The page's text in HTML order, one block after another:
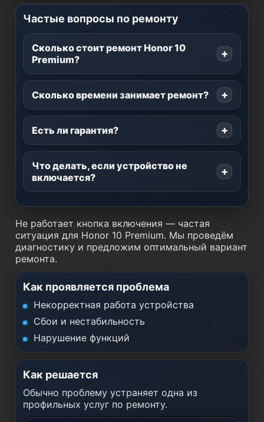
Частые вопросы по ремонту
Сколько стоит ремонт Honor 10
Premium?
Сколько времени занимает ремонт?
Есть ли гарантия?
Что делать, если устройство не
включается?
Не работает кнопка включения — частая
ситуация для Honor 10 Premium. Мы проведём
диагностику и предложим оптимальный вариант
ремонта.
Как проявляется проблема
Некорректная работа устройства
Сбои и нестабильность
Нарушение функций
Как решается
Обычно проблему устраняет одна из
профильных услуг по ремонту.